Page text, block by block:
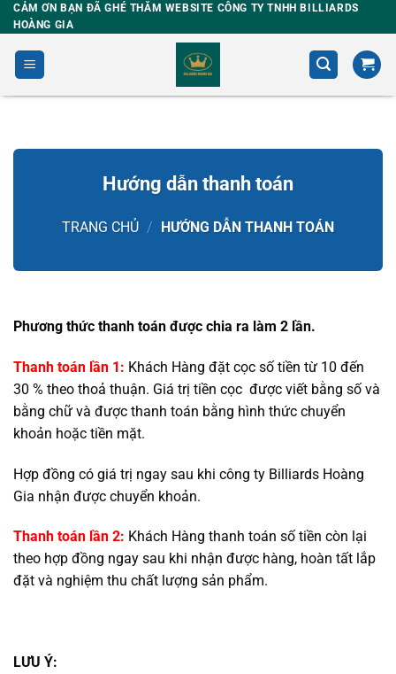
Skip
to
content
CẢM ƠN BẠN ĐÃ GHÉ THĂM WEBSITE CÔNG TY TNHH BILLIARDS
HOÀNG GIA
Hướng dẫn thanh toán
TRANG CHỦ / HƯỚNG DẪN THANH TOÁN
Phương thức thanh toán được chia ra làm 2 lần.
Thanh toán lần 1: Khách Hàng đặt cọc số tiền từ 10 đến
30 % theo thoả thuận. Giá trị tiền cọc được viết bằng số và
bằng chữ và được thanh toán bằng hình thức chuyển
khoản hoặc tiền mặt.
Hợp đồng có giá trị ngay sau khi công ty Billiards Hoàng
Gia nhận được chuyển khoản.
Thanh toán lần 2: Khách Hàng thanh toán số tiền còn lại
theo hợp đồng ngay sau khi nhận được hàng, hoàn tất lắp
đặt và nghiệm thu chất lượng sản phẩm.
LƯU Ý: